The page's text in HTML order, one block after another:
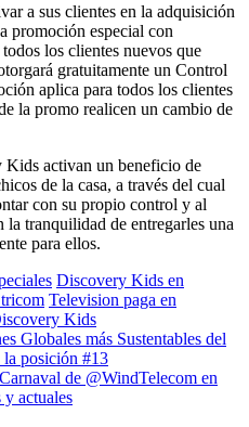
a sus clientes en la adquisición
promoción especial con
los clientes nuevos que
gratuitamente un Control
aplica para todos los clientes
la promo realicen un cambio de
activan un beneficio de
de la casa, a través del cual
con su propio control y al
tranquilidad de entregarles una
para ellos.
Discovery Kids en
Television paga en
Kids
Globales más Sustentables del
posición #13
de @WindTelecom en
y actuales